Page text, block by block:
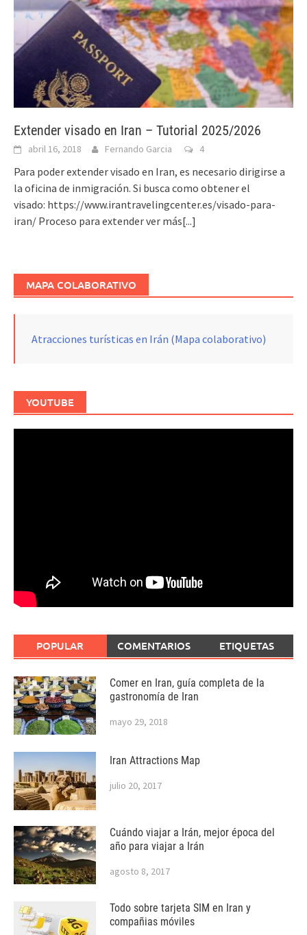
Extender visado en Iran – Tutorial 2025/2026
abril 16, 2018 Fernando Garcia 4
Para poder extender visado en Iran, es necesario dirigirse a
la oficina de inmigración. Si busca como obtener el
visado: https://www.irantravelingcenter.es/visado-para-
iran/ Proceso para extenderver más[...]
MAPA COLABORATIVO
Atracciones turísticas en Irán (Mapa colaborativo)
YOUTUBE
POPULAR COMENTARIOS ETIQUETAS
Comer en Iran, guía completa de la
gastronomía de Iran
mayo 29, 2018
Iran Attractions Map
julio 20, 2017
Cuándo viajar a Irán, mejor época del
año para viajar a Irán
agosto 8, 2017
Todo sobre tarjeta SIM en Iran y
compañias móviles